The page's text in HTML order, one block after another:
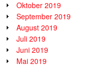
Oktober 2019
September 2019
August 2019
Juli 2019
Juni 2019
Mai 2019